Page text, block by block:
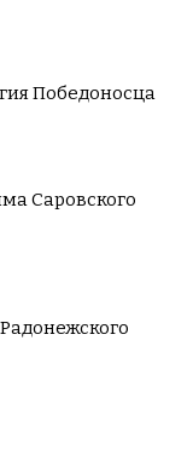
Победоносца
Саровского